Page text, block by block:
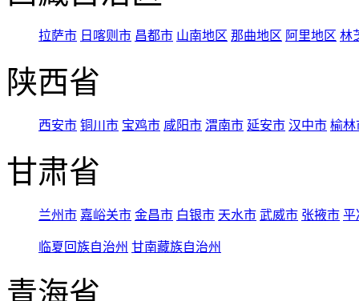
拉萨市 日喀则市 昌都市 山南地区 那曲地区 阿里地区 林
陕西省
西安市 铜川市 宝鸡市 咸阳市 渭南市 延安市 汉中市 榆林
甘肃省
兰州市 嘉峪关市 金昌市 白银市 天水市 武威市 张掖市 平
临夏回族自治州 甘南藏族自治州
青海省